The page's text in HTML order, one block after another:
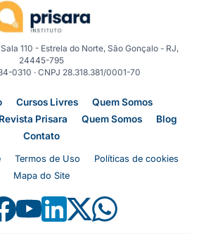
110 - Estrela do Norte, São Gonçalo - RJ,
24445-795
0310 · CNPJ 28.318.381/0001-70
Cursos Livres
Quem Somos
Prisara
Quem Somos
Blog
Contato
Termos de Uso
Políticas de cookies
Mapa do Site